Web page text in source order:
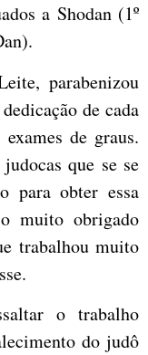
a Shodan (1º
parabenizou
de cada
de graus.
que se se
para obter essa
muito obrigado
trabalhou muito
o trabalho
do judô